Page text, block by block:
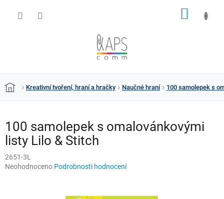
DomůKreativní tvoření, hraní a hračky Naučné hraní 100 samolepek s
100 samolepek s omalovánkovými
listy Lilo & Stitch
2651-3L
Průměrné
Neohodnoceno Podrobnosti hodnocení